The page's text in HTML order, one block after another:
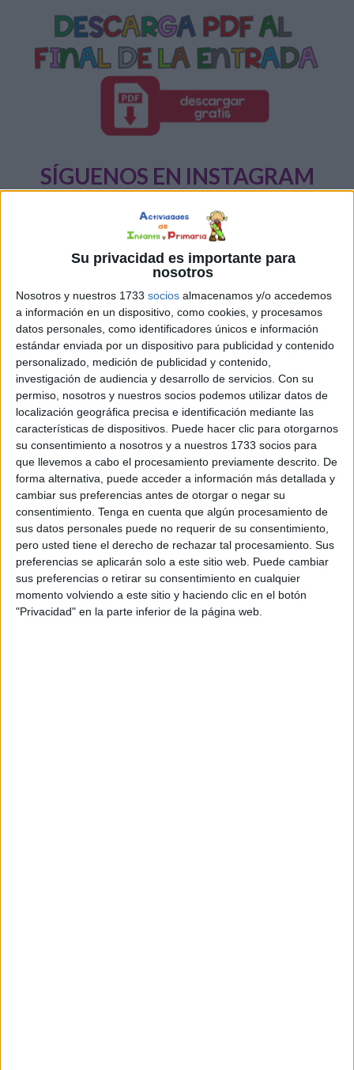
Su privacidad es importante para
nosotros
Nosotros y nuestros 1733 socios almacenamos y/o accedemos
a información en un dispositivo, como cookies, y procesamos
datos personales, como identificadores únicos e información
estándar enviada por un dispositivo para publicidad y contenido
personalizado, medición de publicidad y contenido,
investigación de audiencia y desarrollo de servicios. Con su
permiso, nosotros y nuestros socios podemos utilizar datos de
localización geográfica precisa e identificación mediante las
características de dispositivos. Puede hacer clic para otorgarnos
su consentimiento a nosotros y a nuestros 1733 socios para
que llevemos a cabo el procesamiento previamente descrito. De
forma alternativa, puede acceder a información más detallada y
cambiar sus preferencias antes de otorgar o negar su
consentimiento. Tenga en cuenta que algún procesamiento de
sus datos personales puede no requerir de su consentimiento,
pero usted tiene el derecho de rechazar tal procesamiento. Sus
preferencias se aplicarán solo a este sitio web. Puede cambiar
sus preferencias o retirar su consentimiento en cualquier
momento volviendo a este sitio y haciendo clic en el botón
"Privacidad" en la parte inferior de la página web.
SÍGUENOS EN INSTAGRAM
PINCHA AQUÍ
SUSCRIBETE TOTALMENTE
GRATIS
Y PUEDESESTAR AL DÍA DE